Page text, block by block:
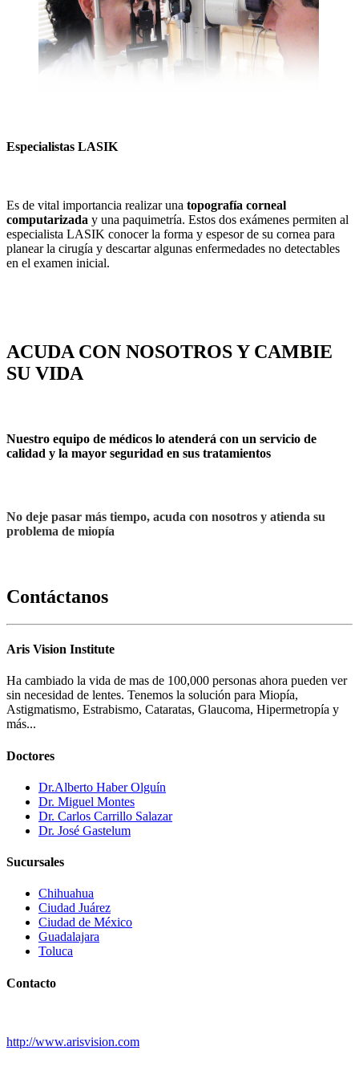
Especialistas LASIK
Es de vital importancia realizar una topografía corneal
computarizada y una paquimetría. Estos dos exámenes permiten al
especialista LASIK conocer la forma y espesor de su cornea para
planear la cirugía y descartar algunas enfermedades no detectables
en el examen inicial.
ACUDA CON NOSOTROS Y CAMBIE
SU VIDA
Nuestro equipo de médicos lo atenderá con un servicio de
calidad y la mayor seguridad en sus tratamientos
No deje pasar más tiempo, acuda con nosotros y atienda su
problema de miopía
Contáctanos
Aris Vision Institute
Ha cambiado la vida de mas de 100,000 personas ahora pueden ver
sin necesidad de lentes. Tenemos la solución para Miopía,
Astigmatismo, Estrabismo, Cataratas, Glaucoma, Hipermetropía y
más...
Doctores
Dr.Alberto Haber Olguín
Dr. Miguel Montes
Dr. Carlos Carrillo Salazar
Dr. José Gastelum
Sucursales
Chihuahua
Ciudad Juárez
Ciudad de México
Guadalajara
Toluca
Contacto
http://www.arisvision.com